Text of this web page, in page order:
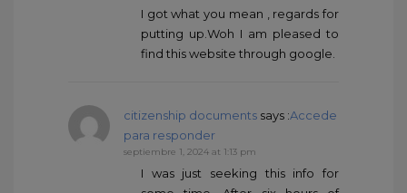
I got what you mean , regards for
putting up.Woh I am pleased to
find this website through google.
citizenship documents says :Accede
para responder
septiembre 1, 2024 at 1:13 pm
I was just seeking this info for